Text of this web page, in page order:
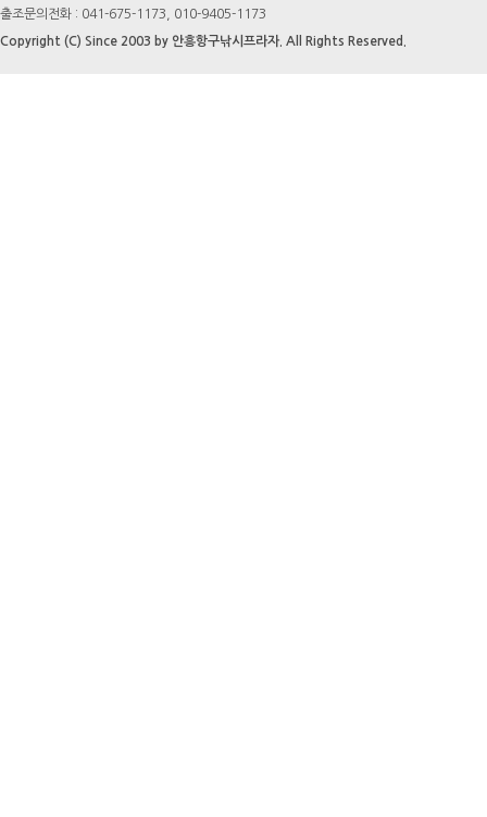
출조문의전화 : 041-675-1173, 010-9405-1173
Copyright (C) Since 2003 by 안흥항구낚시프라자. All Rights Reserved.